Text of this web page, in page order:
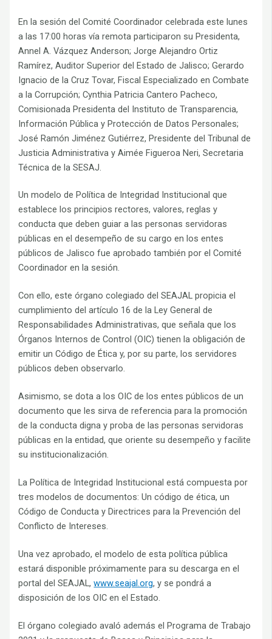
En la sesión del Comité Coordinador celebrada este lunes
a las 17:00 horas vía remota participaron su Presidenta,
Annel A. Vázquez Anderson; Jorge Alejandro Ortiz
Ramírez, Auditor Superior del Estado de Jalisco; Gerardo
Ignacio de la Cruz Tovar, Fiscal Especializado en Combate
a la Corrupción; Cynthia Patricia Cantero Pacheco,
Comisionada Presidenta del Instituto de Transparencia,
Información Pública y Protección de Datos Personales;
José Ramón Jiménez Gutiérrez, Presidente del Tribunal de
Justicia Administrativa y Aimée Figueroa Neri, Secretaria
Técnica de la SESAJ.
Un modelo de Política de Integridad Institucional que
establece los principios rectores, valores, reglas y
conducta que deben guiar a las personas servidoras
públicas en el desempeño de su cargo en los entes
públicos de Jalisco fue aprobado también por el Comité
Coordinador en la sesión.
Con ello, este órgano colegiado del SEAJAL propicia el
cumplimiento del artículo 16 de la Ley General de
Responsabilidades Administrativas, que señala que los
Órganos Internos de Control (OIC) tienen la obligación de
emitir un Código de Ética y, por su parte, los servidores
públicos deben observarlo.
Asimismo, se dota a los OIC de los entes públicos de un
documento que les sirva de referencia para la promoción
de la conducta digna y proba de las personas servidoras
públicas en la entidad, que oriente su desempeño y facilite
su institucionalización.
La Política de Integridad Institucional está compuesta por
tres modelos de documentos: Un código de ética, un
Código de Conducta y Directrices para la Prevención del
Conflicto de Intereses.
Una vez aprobado, el modelo de esta política pública
estará disponible próximamente para su descarga en el
portal del SEAJAL,www.seajal.org, y se pondrá a
disposición de los OIC en el Estado.
El órgano colegiado avaló además el Programa de Trabajo